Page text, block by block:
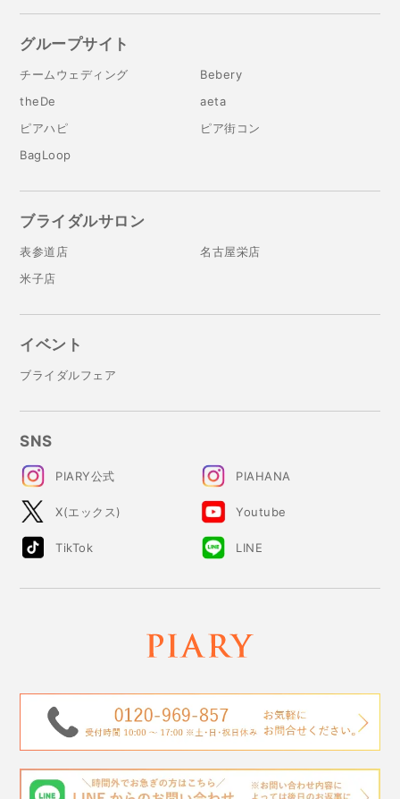
グループサイト
チームウェディング
Bebery
theDe
aeta
ピアハピ
ピア街コン
BagLoop
ブライダルサロン
表参道店
名古屋栄店
米子店
イベント
ブライダルフェア
SNS
PIARY公式 PIAHANA
X(エックス) Youtube
TikTok LINE